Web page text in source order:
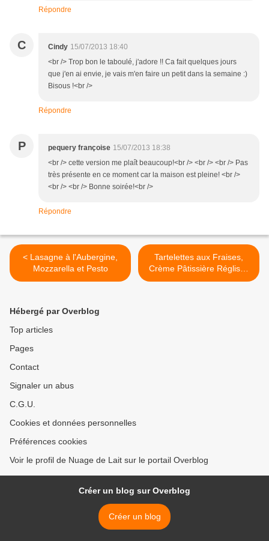
Répondre
C Cindy 15/07/2013 18:40
<br /> Trop bon le taboulé, j'adore !! Ca fait quelques jours
que j'en ai envie, je vais m'en faire un petit dans la semaine :)
Bisous !<br />
Répondre
P pequery françoise 15/07/2013 18:38
<br /> cette version me plaît beaucoup!<br /> <br /> <br /> Pas
très présente en ce moment car la maison est pleine! <br />
<br /> <br /> Bonne soirée!<br />
Répondre
< Lasagne à l'Aubergine,
Mozzarella et Pesto
Tartelettes aux Fraises,
Crème Pâtissière Réglisse
>
Hébergé par Overblog
Top articles
Pages
Contact
Signaler un abus
C.G.U.
Cookies et données personnelles
Préférences cookies
Voir le profil de Nuage de Lait sur le portail Overblog
Créer un blog sur Overblog
Créer un blog